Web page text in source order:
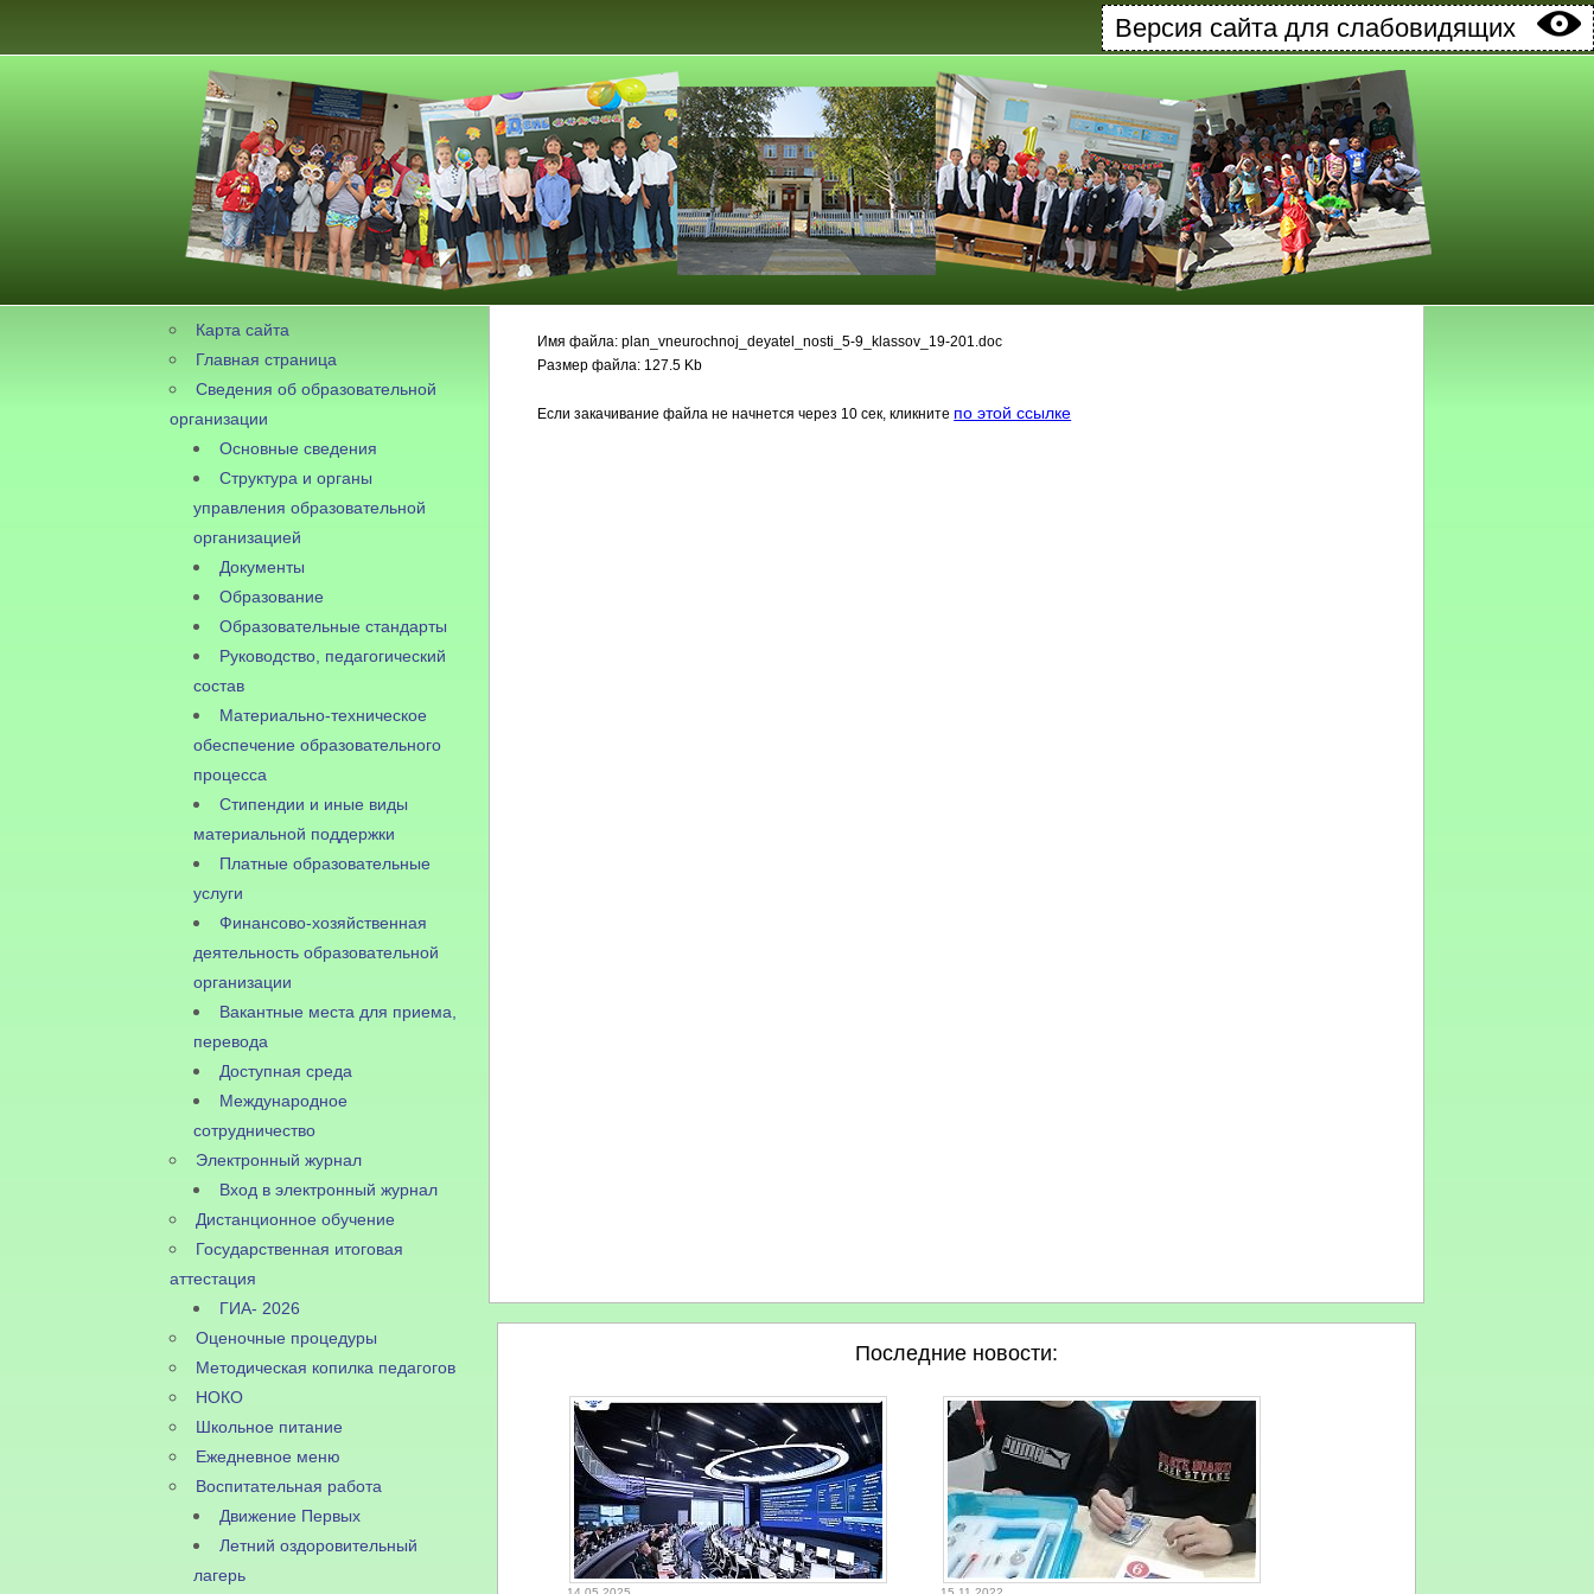
Версия сайта для слабовидящих
Карта сайта
Главная страница
Сведения об образовательной
организации
Основные сведения
Структура и органы
управления образовательной
организацией
Документы
Образование
Образовательные стандарты
Руководство, педагогический
состав
Материально-техническое
обеспечение образовательного
процесса
Стипендии и иные виды
материальной поддержки
Платные образовательные
услуги
Финансово-хозяйственная
деятельность образовательной
организации
Вакантные места для приема,
перевода
Доступная среда
Международное
сотрудничество
Электронный журнал
Вход в электронный журнал
Дистанционное обучение
Государственная итоговая
аттестация
ГИА- 2026
Оценочные процедуры
Методическая копилка педагогов
НОКО
Школьное питание
Ежедневное меню
Воспитательная работа
Движение Первых
Летний оздоровительный
лагерь
Имя файла: plan_vneurochnoj_deyatel_nosti_5-9_klassov_19-201.doc
Размер файла: 127.5 Kb
Если закачивание файла не начнется через 10 сек, кликните по этой ссылке
Последние новости: